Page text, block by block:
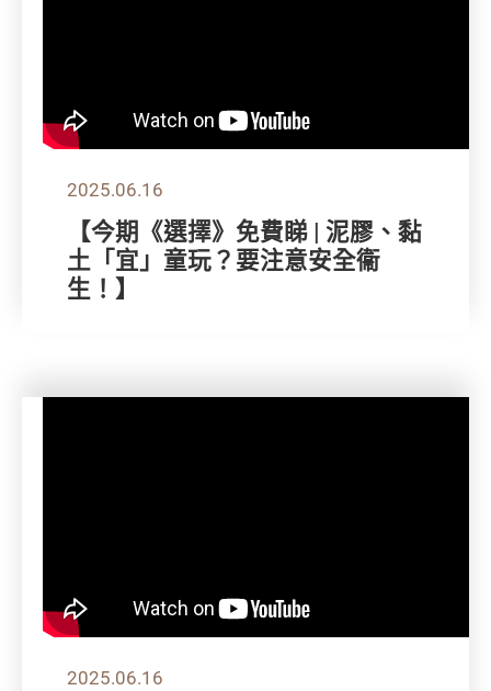
2025.06.16
【今期《選擇》免費睇 | 泥膠、黏
土「宜」童玩？要注意安全衞
生！】
2025.06.16